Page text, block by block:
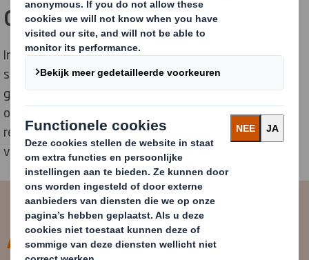
Onduidelijkheid bij consument
In feite zei 74% dat het hun niet duidelijk was welke
soorten verpakking wel en welke niet kunnen worden
gerecycleerd. In totaal 51% van de Europeanen gaf
onduidelijke informatie over verpakkingen op als de
reden waarom zij niet zeker wisten of zij een
verpakking wel of niet moesten recyclen.